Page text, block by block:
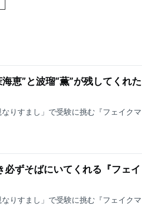
恵”と波瑠“薫”が残してくれた
りすまし」で受験に挑む『フェイクマ
必ずそばにいてくれる『フェイ
りすまし」で受験に挑む『フェイクマ